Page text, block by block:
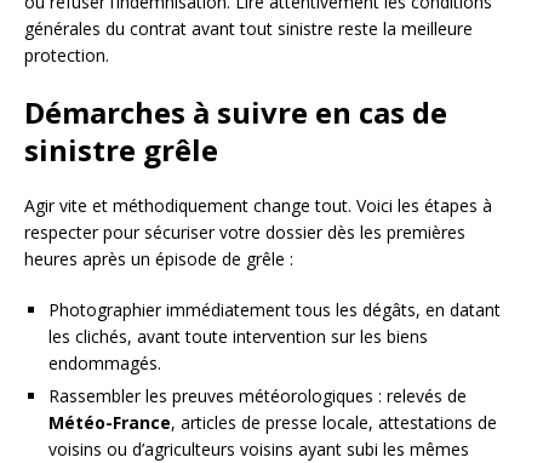
générales du contrat avant tout sinistre reste la meilleure
protection.
Démarches à suivre en cas de
sinistre grêle
Agir vite et méthodiquement change tout. Voici les étapes à
respecter pour sécuriser votre dossier dès les premières
heures après un épisode de grêle :
Photographier immédiatement tous les dégâts, en datant
les clichés, avant toute intervention sur les biens
endommagés.
Rassembler les preuves météorologiques : relevés de
Météo-France, articles de presse locale, attestations de
voisins ou d’agriculteurs voisins ayant subi les mêmes